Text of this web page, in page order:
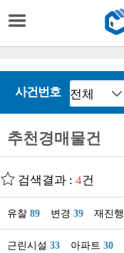
사건번호
추천경매물건
검색결과 : 4건
유찰 89 변경 39 재진행
근린시설 33 아파트 30